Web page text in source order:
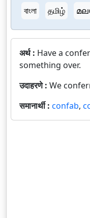
বাংলা
தமிழ்
अर्थ : Have a
something over.
उदाहरणे : We
समानार्थी : confab,